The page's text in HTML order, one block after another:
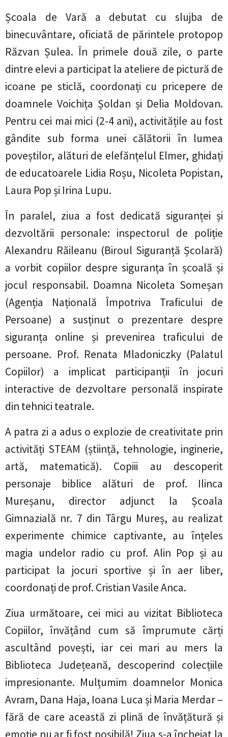
Școala de Vară a debutat cu slujba de
binecuvântare, oficiată de părintele protopop
Răzvan Șulea. În primele două zile, o parte
dintre elevi a participat la ateliere de pictură de
icoane pe sticlă, coordonați cu pricepere de
doamnele Voichița Șoldan și Delia Moldovan.
Pentru cei mai mici (2-4 ani), activitățile au fost
gândite sub forma unei călătorii în lumea
poveștilor, alături de elefănțelul Elmer, ghidați
de educatoarele Lidia Roșu, Nicoleta Popistan,
Laura Pop și Irina Lupu.
În paralel, ziua a fost dedicată siguranței și
dezvoltării personale: inspectorul de poliție
Alexandru Răileanu (Biroul Siguranță Școlară)
a vorbit copiilor despre siguranța în școală și
jocul responsabil. Doamna Nicoleta Someșan
(Agenția Națională Împotriva Traficului de
Persoane) a susținut o prezentare despre
siguranța online și prevenirea traficului de
persoane. Prof. Renata Mladoniczky (Palatul
Copiilor) a implicat participanții în jocuri
interactive de dezvoltare personală inspirate
din tehnici teatrale.
A patra zi a adus o explozie de creativitate prin
activități STEAM (știință, tehnologie, inginerie,
artă, matematică). Copiii au descoperit
personaje biblice alături de prof. Ilinca
Mureșanu, director adjunct la Școala
Gimnazială nr. 7 din Târgu Mureș, au realizat
experimente chimice captivante, au înțeles
magia undelor radio cu prof. Alin Pop și au
participat la jocuri sportive și în aer liber,
coordonați de prof. Cristian Vasile Anca.
Ziua următoare, cei mici au vizitat Biblioteca
Copiilor, învățând cum să împrumute cărți
ascultând povești, iar cei mari au mers la
Biblioteca Județeană, descoperind colecțiile
impresionante. Mulțumim doamnelor Monica
Avram, Dana Haja, Ioana Luca și Maria Merdar –
fără de care această zi plină de învățătură și
emoție nu ar fi fost posibilă! Ziua s-a încheiat la